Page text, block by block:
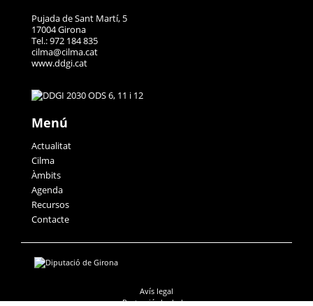
Pujada de Sant Martí, 5
17004 Girona
Tel.: 972 184 835
cilma@cilma.cat
www.ddgi.cat
Menú
Actualitat
Cilma
Àmbits
Agenda
Recursos
Contacte
Avís legal
Protecció de dades